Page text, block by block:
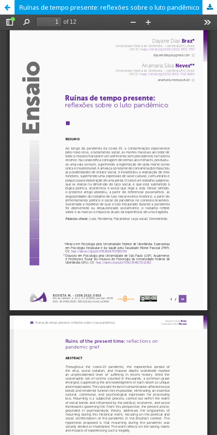
Ruínas de tempo presente: reflexões sobre o luto pandêmico